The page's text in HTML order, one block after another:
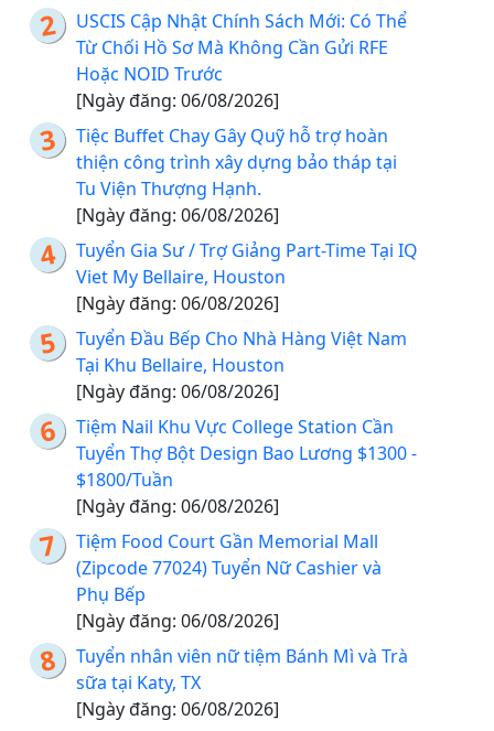
USCIS Cập Nhật Chính Sách Mới: Có Thể
Từ Chối Hồ Sơ Mà Không Cần Gửi RFE
Hoặc NOID Trước
[Ngày đăng: 06/08/2026]
Tiệc Buffet Chay Gây Quỹ hỗ trợ hoàn
thiện công trình xây dựng bảo tháp tại
Tu Viện Thượng Hạnh.
[Ngày đăng: 06/08/2026]
Tuyển Gia Sư / Trợ Giảng Part-Time Tại IQ
Viet My Bellaire, Houston
[Ngày đăng: 06/08/2026]
Tuyển Đầu Bếp Cho Nhà Hàng Việt Nam
Tại Khu Bellaire, Houston
[Ngày đăng: 06/08/2026]
Tiệm Nail Khu Vực College Station Cần
Tuyển Thợ Bột Design Bao Lương $1300 -
$1800/Tuần
[Ngày đăng: 06/08/2026]
Tiệm Food Court Gần Memorial Mall
(Zipcode 77024) Tuyển Nữ Cashier và
Phụ Bếp
[Ngày đăng: 06/08/2026]
Tuyển nhân viên nữ tiệm Bánh Mì và Trà
sữa tại Katy, TX
[Ngày đăng: 06/08/2026]